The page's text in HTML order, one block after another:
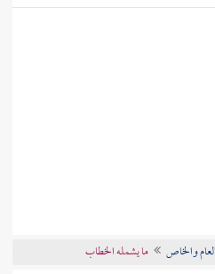
العام والخاص ما يشمله الخطاب